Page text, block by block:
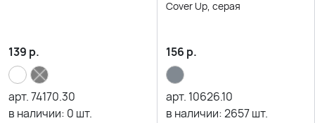
139 р.
арт.74170.30
в наличии: 0 шт.
Cover Up, серая
156 р.
арт. 10626.10
в наличии:2657шт.